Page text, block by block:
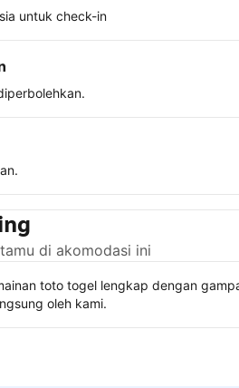
untuk check-in
di akomodasi ini
toto togel lengkap dengan
oleh kami.